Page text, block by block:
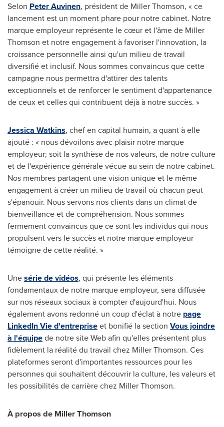
Selon Peter Auvinen, président de Miller Thomson, « ce
lancement est un moment phare pour notre cabinet. Notre
marque employeur représente le cœur et l'âme de Miller
Thomson et notre engagement à favoriser l'innovation, la
croissance personnelle ainsi qu'un milieu de travail
diversifié et inclusif. Nous sommes convaincus que cette
campagne nous permettra d'attirer des talents
exceptionnels et de renforcer le sentiment d'appartenance
de ceux et celles qui contribuent déjà à notre succès. »
Jessica Watkins, chef en capital humain, a quant à elle
ajouté : « nous dévoilons avec plaisir notre marque
employeur; soit la synthèse de nos valeurs, de notre culture
et de l'expérience générale vécue au sein de notre cabinet.
Nos membres partagent une vision unique et le même
engagement à créer un milieu de travail où chacun peut
s'épanouir. Nous servons nos clients dans un climat de
bienveillance et de compréhension. Nous sommes
fermement convaincus que ce sont les individus qui nous
propulsent vers le succès et notre marque employeur
témoigne de cette réalité. »
Unesérie de vidéos, qui présente les éléments
fondamentaux de notre marque employeur, sera diffusée
sur nos réseaux sociaux à compter d'aujourd'hui. Nous
également avons redonné un coup d'éclat à notre page
LinkedIn Vie d'entrepriseet bonifié la section Vous joindre
à l'équipede notre site Web afin qu'elles présentent plus
fidèlement la réalité du travail chez Miller Thomson. Ces
plateformes seront d'importantes ressources pour les
personnes qui souhaitent découvrir la culture, les valeurs et
les possibilités de carrière chez Miller Thomson.
À propos de Miller Thomson